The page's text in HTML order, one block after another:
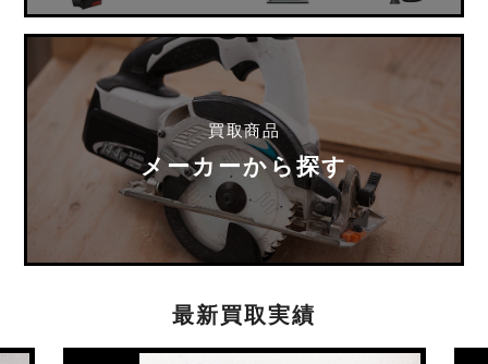
買取商品
メーカーから探す
最新買取実績